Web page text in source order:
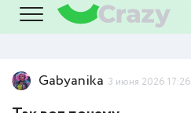
Gabyanika 3 июня 2026 17:26